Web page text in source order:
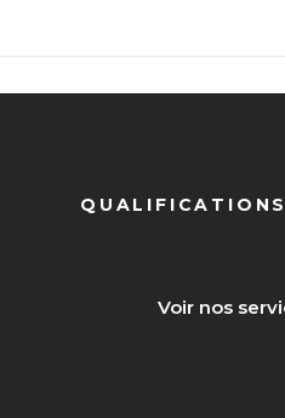
QUALIFICATIONS
Voir nos